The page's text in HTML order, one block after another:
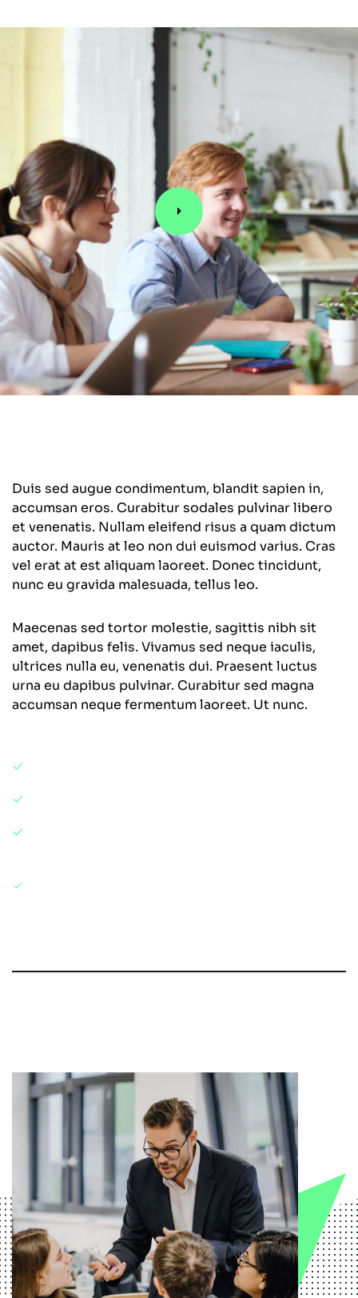
Duis sed augue condimentum, blandit sapien in,
accumsan eros. Curabitur sodales pulvinar libero
et venenatis. Nullam eleifend risus a quam dictum
auctor. Mauris at leo non dui euismod varius. Cras
vel erat at est aliquam laoreet. Donec tincidunt,
nunc eu gravida malesuada, tellus leo.
Maecenas sed tortor molestie, sagittis nibh sit
amet, dapibus felis. Vivamus sed neque iaculis,
ultrices nulla eu, venenatis dui. Praesent luctus
urna eu dapibus pulvinar. Curabitur sed magna
accumsan neque fermentum laoreet. Ut nunc.